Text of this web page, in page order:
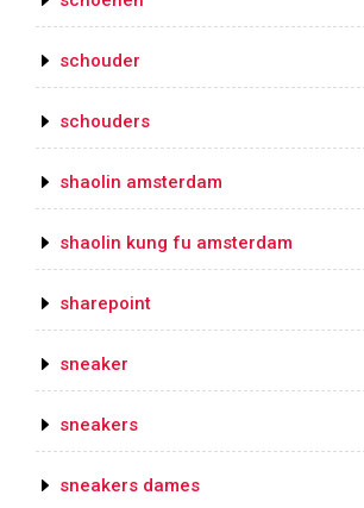
schouder
schouders
shaolin amsterdam
shaolin kung fu amsterdam
sharepoint
sneaker
sneakers
sneakers dames